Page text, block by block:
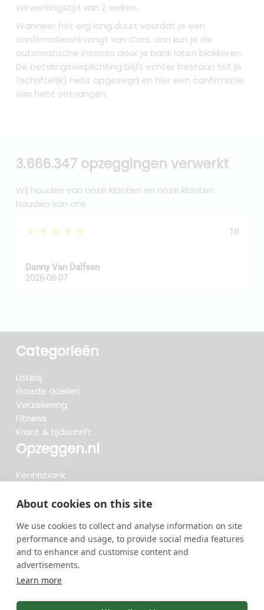
About cookies on this site
We use cookies to collect and analyse information on site
performance and usage, to provide social media features
and to enhance and customise content and
advertisements.
Learn more
verwerkingstijd van 2 weken.
Wanneer het erg lang duurt voordat je een
confirmatieontvangt van Cars, dan kun je de
automatische incasso door je bank laten blokkeren.
De betalingsverplichting blijft echter bestaan tot je
(schriftelijk) hebt opgezegd en hier een confirmatie
van hebt ontvangen.
3.666.347 opzeggingen verwerkt
Wij houden van onze klanten en onze klanten
houden van ons
★★★★★ 10
Danny Van Dalfsen
2026-08-07
Categorieën
Loterij
Goede doelen
Verzekering
Fitness
Krant & tijdschrift
Opzeggen.nl
Kennisbank
Beoordelingen
Meteen opzeggen
722 opzeggingen afgelopen 30 dagen - 3.666.127